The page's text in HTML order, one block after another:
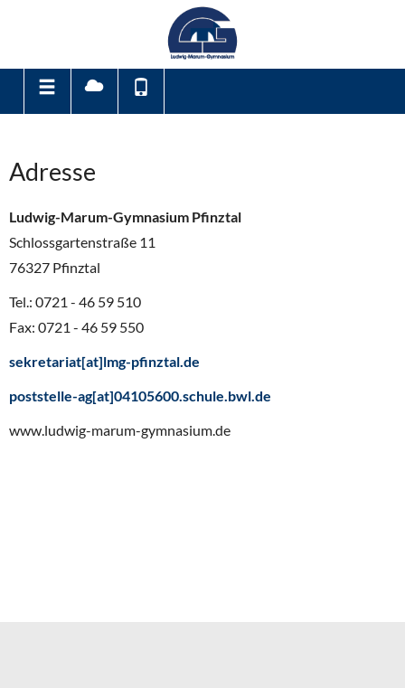
Adresse
Ludwig-Marum-Gymnasium Pfinztal
Schlossgartenstraße 11
76327 Pfinztal
Tel.: 0721 - 46 59 510
Fax: 0721 - 46 59 550
sekretariat[at]lmg-pfinztal.de
poststelle-ag[at]04105600.schule.bwl.de
www.ludwig-marum-gymnasium.de